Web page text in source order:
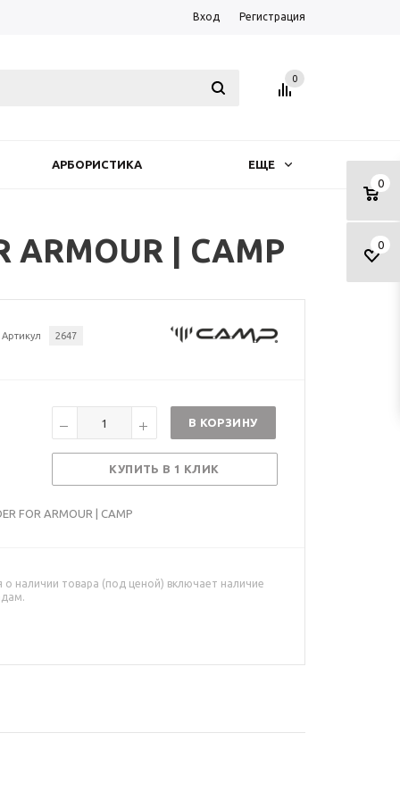
Вход Регистрация
0
0
0
АРБОРИСТИКА ЕЩЕ
| CAMP
Артикул 2647
В КОРЗИНУ
КУПИТЬ В 1 КЛИК
FOR ARMOUR | CAMP
наличии товара (под ценой) включает наличие